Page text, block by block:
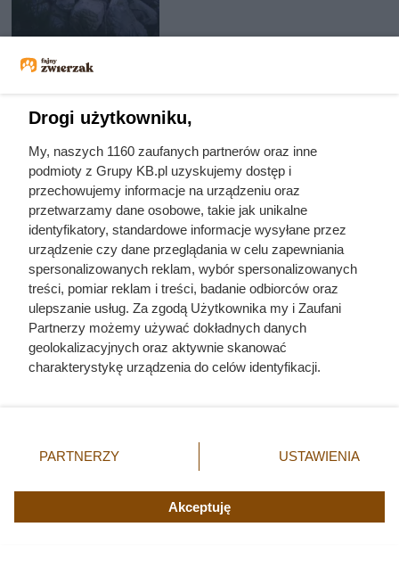
Anna Kurkowska - krwawa randka
Odpowiedź zaskakuje
Drogi użytkowniku,
My, naszych 1160 zaufanych partnerów oraz inne
podmioty z Grupy KB.pl uzyskujemy dostęp i
przechowujemy informacje na urządzeniu oraz
przetwarzamy dane osobowe, takie jak unikalne
identyfikatory, standardowe informacje wysyłane przez
urządzenie czy dane przeglądania w celu zapewniania
spersonalizowanych reklam, wybór spersonalizowanych
treści, pomiar reklam i treści, badanie odbiorców oraz
ulepszanie usług. Za zgodą Użytkownika my i Zaufani
Partnerzy możemy używać dokładnych danych
geolokalizacyjnych oraz aktywnie skanować
charakterystykę urządzenia do celów identyfikacji.
zmienić/wycofać klikając przycisk ustawień prywatności
znajdujący się w lewym dolnym rogu strony. Niektóre
użytkownika, ale masz prawo sprzeciwić się takiemu
przetwarzaniu. Preferencje będą miały zastosowania tylko
PARTNERZY USTAWIENIA
Akceptuję